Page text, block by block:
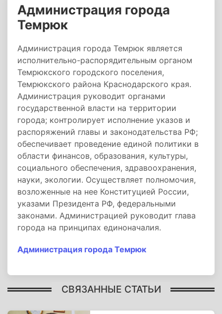
Администрация города
Темрюк
Администрация города Темрюк является
исполнительно-распорядительным органом
Темрюкского городского поселения,
Темрюкского района Краснодарского края.
Администрация руководит органами
государственной власти на территории
города; контролирует исполнение указов и
распоряжений главы и законодательства РФ;
обеспечивает проведение единой политики в
области финансов, образования, культуры,
социального обеспечения, здравоохранения,
науки, экологии. Осуществляет полномочия,
возложенные на нее Конституцией России,
указами Президента РФ, федеральными
законами. Администрацией руководит глава
города на принципах единоначалия.
Администрация города Темрюк
СВЯЗАННЫЕ СТАТЬИ